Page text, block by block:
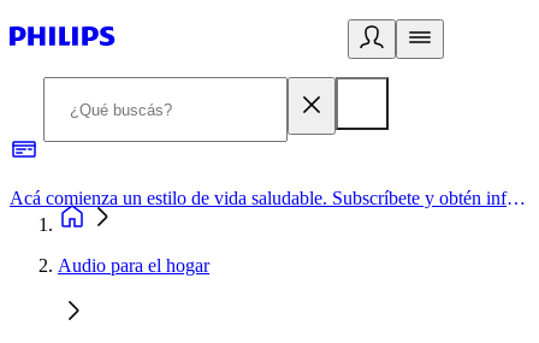
Acá comienza un estilo de vida saludable. Subscríbete y obtén información de primera mano
Audio para el hogar